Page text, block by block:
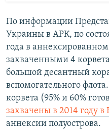
По информации
Украины в АРК, по
года в
захваченными 4
большой десантный
вспомогательного
корвета (95% и 60%
захвачены в 2014 году
аннексии полуострова.